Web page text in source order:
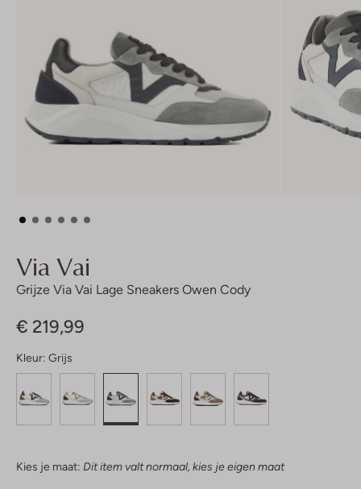
Via Vai
Grijze Via Vai Lage Sneakers Owen Cody
€ 219,99
Kleur: Grijs
Kies je maat: Dit item valt normaal, kies je eigen maat